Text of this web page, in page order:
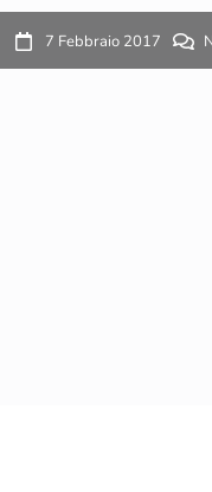
7 Febbraio 2017